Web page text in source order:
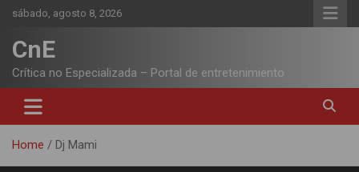
Skip
content
sábado, agosto 8, 2026
CnE
Crítica no Especializada – Portal de entretenimiento
Home Dj Mami